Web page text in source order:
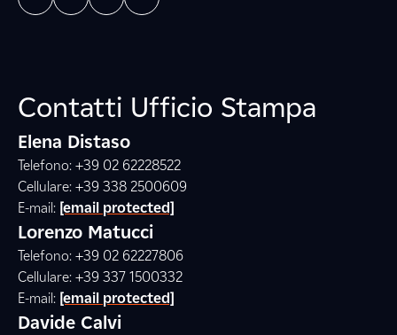
Contatti Ufficio Stampa
Elena Distaso
Telefono: +39 02 62228522
Cellulare: +39 338 2500609
E-mail: [email protected]
Lorenzo Matucci
Telefono: +39 02 62227806
Cellulare: +39 337 1500332
E-mail: [email protected]
Davide Calvi